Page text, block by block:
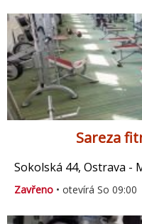
Sareza
Sokolská 44, Ostrava -
Zavřeno • otevírá So 09:00